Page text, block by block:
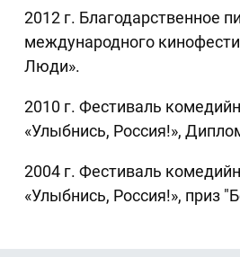
2012 г. Благодарственное
международного
Люди».
2010 г. Фестиваль
«Улыбнись, Россия!»,
2004 г. Фестиваль
«Улыбнись, Россия!», приз